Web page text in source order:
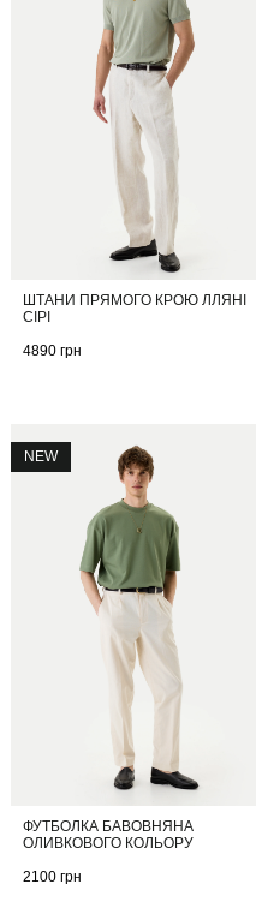
ШТАНИ ПРЯМОГО КРОЮ ЛЛЯНІ
СІРІ
4890 грн
ФУТБОЛКА БАВОВНЯНА
ОЛИВКОВОГО КОЛЬОРУ
2100 грн
NEW